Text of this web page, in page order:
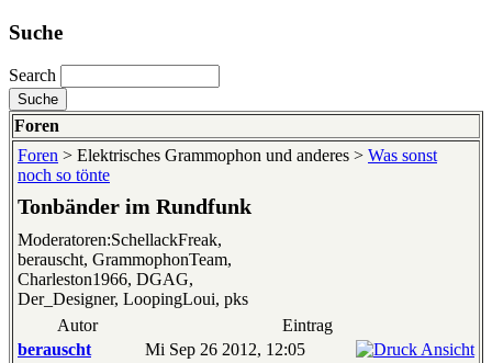
Suche
Search
Foren
Foren > Elektrisches Grammophon und anderes > Was sonst
noch so tönte
Tonbänder im Rundfunk
Moderatoren:SchellackFreak,
berauscht, GrammophonTeam,
Charleston1966, DGAG,
Der_Designer, LoopingLoui, pks
Autor
Eintrag
berauscht
Mi Sep 26 2012, 12:05